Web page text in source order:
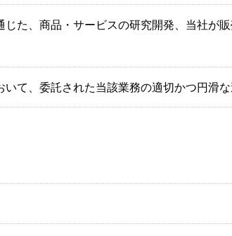
た、商品・サービスの研究開発、当社が
て、委託された当該業務の適切かつ円滑